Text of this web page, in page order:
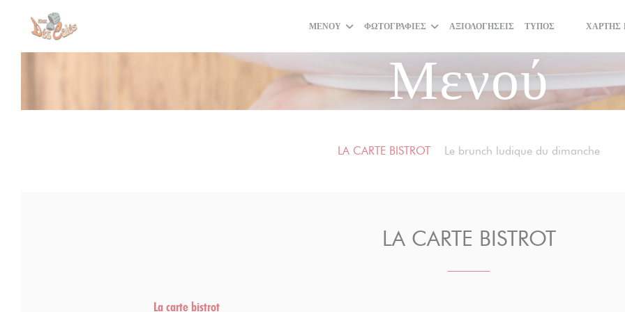
Πίνακας διαχείρισης "Μπισκότων" (Cookies)
ΜΕΝΟΎ ΦΩΤΟΓΡΑΦΊΕΣ ΑΞΙΟΛΟΓΉΣΕΙΣ ΤΎΠΟΣ
((ΑΝΟΊΓΕΙ
((ΑΝΟΊΓΕΙ
ΧΆΡΤΗΣ
Μενού
LA CARTE BISTROT Le brunch ludique du dimanche
LA CARTE BISTROT
La carte bistrot